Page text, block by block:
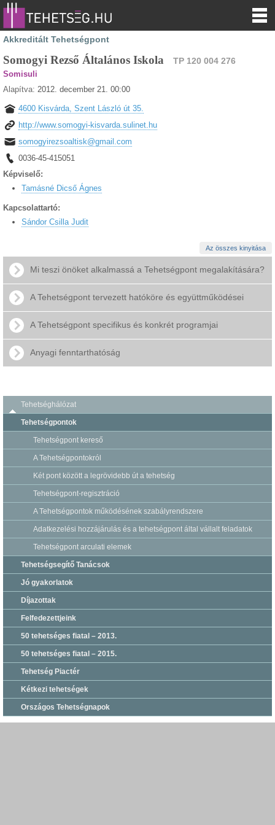
Akkreditált Tehetségpont
Somogyi Rezső Általános Iskola TP 120 004 276
Somisuli
Alapítva: 2012. december 21. 00:00
4600 Kisvárda, Szent László út 35.
http://www.somogyi-kisvarda.sulinet.hu
somogyirezsoaltisk@gmail.com
0036-45-415051
Képviselő:
Tamásné Dicső Ágnes
Kapcsolattartó:
Sándor Csilla Judit
Az összes kinyitása
Mi teszi önöket alkalmassá a Tehetségpont megalakítására?
A Tehetségpont tervezett hatóköre és együttműködései
A Tehetségpont specifikus és konkrét programjai
Anyagi fenntarthatóság
Tehetséghálózat
Tehetségpontok
Tehetségpont kereső
A Tehetségpontokról
Két pont között a legrövidebb út a tehetség
Tehetségpont-regisztráció
A Tehetségpontok működésének szabályrendszere
Adatkezelési hozzájárulás és a tehetségpont által vállalt feladatok
Tehetségpont arculati elemek
Tehetségsegítő Tanácsok
Jó gyakorlatok
Díjazottak
Felfedezettjeink
50 tehetséges fiatal – 2013.
50 tehetséges fiatal – 2015.
Tehetség Piactér
Kétkezi tehetségek
Országos Tehetségnapok